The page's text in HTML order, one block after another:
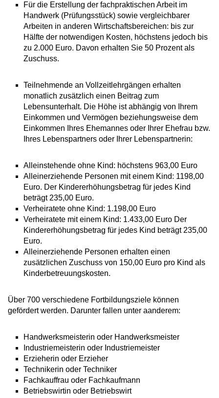
Für die Erstellung der fachpraktischen Arbeit im
Handwerk (Prüfungsstück) sowie vergleichbarer
Arbeiten in anderen Wirtschaftsbereichen: bis zur
Hälfte der notwendigen Kosten, höchstens jedoch bis
zu 2.000 Euro. Davon erhalten Sie 50 Prozent als
Zuschuss.
Teilnehmende an Vollzeitlehrgängen erhalten
monatlich zusätzlich einen Beitrag zum
Lebensunterhalt. Die Höhe ist abhängig von Ihrem
Einkommen und Vermögen beziehungsweise dem
Einkommen Ihres Ehemannes oder Ihrer Ehefrau bzw.
Ihres Lebenspartners oder Ihrer Lebenspartnerin:
Alleinstehende ohne Kind: höchstens 963,00 Euro
Alleinerziehende Personen mit einem Kind: 1198,00
Euro. Der Kindererhöhungsbetrag für jedes Kind
beträgt 235,00 Euro.
Verheiratete ohne Kind: 1.198,00 Euro
Verheiratete mit einem Kind: 1.433,00 Euro Der
Kindererhöhungsbetrag für jedes Kind beträgt 235,00
Euro.
Alleinerziehende Personen erhalten einen
zusätzlichen Zuschuss von 150,00 Euro pro Kind als
Kinderbetreuungskosten.
Über 700 verschiedene Fortbildungsziele können
gefördert werden. Darunter fallen unter aanderem:
Handwerksmeisterin oder Handwerksmeister
Industriemeisterin oder Industriemeister
Erzieherin oder Erzieher
Technikerin oder Techniker
Fachkauffrau oder Fachkaufmann
Betriebswirtin oder Betriebswirt